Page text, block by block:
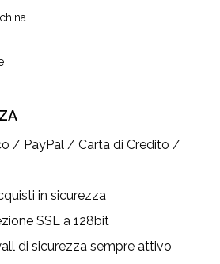
/ PayPal / Carta di Credito /
in sicurezza
SSL a 128bit
di sicurezza sempre attivo